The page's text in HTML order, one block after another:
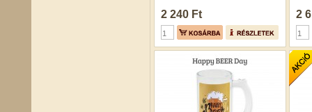
2 240 Ft 2